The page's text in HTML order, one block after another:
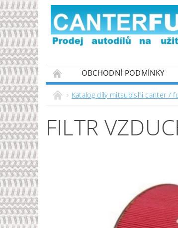
OBCHODNÍ PODMÍNKY
PODMÍNKY OCHRANY OSOBNÍCH
Katalog díly mitsubishi canter /
FILTR